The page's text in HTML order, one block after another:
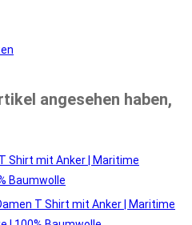
angesehen haben,